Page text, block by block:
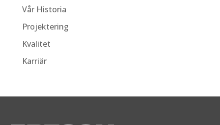
Vår Historia
Projektering
Kvalitet
Karriär